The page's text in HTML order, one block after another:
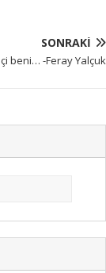
SONRAKI
içi beni… -Feray Yalçuk